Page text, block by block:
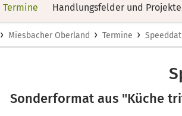
Termine Handlungsfelder und Projekte
› Miesbacher Oberland › Termine ›
Sonderformat aus "Küche